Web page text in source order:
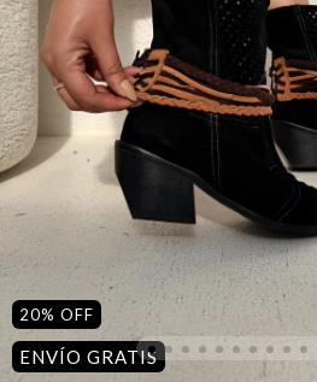
20% OFF
ENVÍO GRATIS